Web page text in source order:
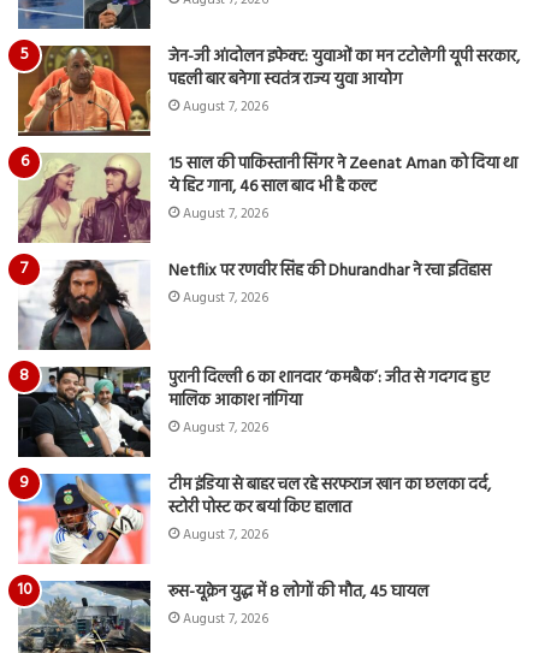
जेन-जी आंदोलन इफेक्ट: युवाओं का मन टटोलेगी यूपी सरकार,
पहली बार बनेगा स्वतंत्र राज्य युवा आयोग
August 7, 2026
15 साल की पाकिस्तानी सिंगर ने Zeenat Aman को दिया था
ये हिट गाना, 46 साल बाद भी है कल्ट
August 7, 2026
Netflix पर रणवीर सिंह की Dhurandhar ने रचा इतिहास
August 7, 2026
पुरानी दिल्ली 6 का शानदार ‘कमबैक’: जीत से गदगद हुए
मालिक आकाश नांगिया
August 7, 2026
टीम इंडिया से बाहर चल रहे सरफराज खान का छलका दर्द,
स्टोरी पोस्ट कर बयां किए हालात
August 7, 2026
रूस-यूक्रेन युद्ध में 8 लोगों की मौत, 45 घायल
August 7, 2026